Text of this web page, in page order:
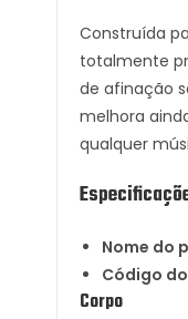
Construída
totalmente
de afinação
melhora
qualquer
Nome do
Código
Corpo